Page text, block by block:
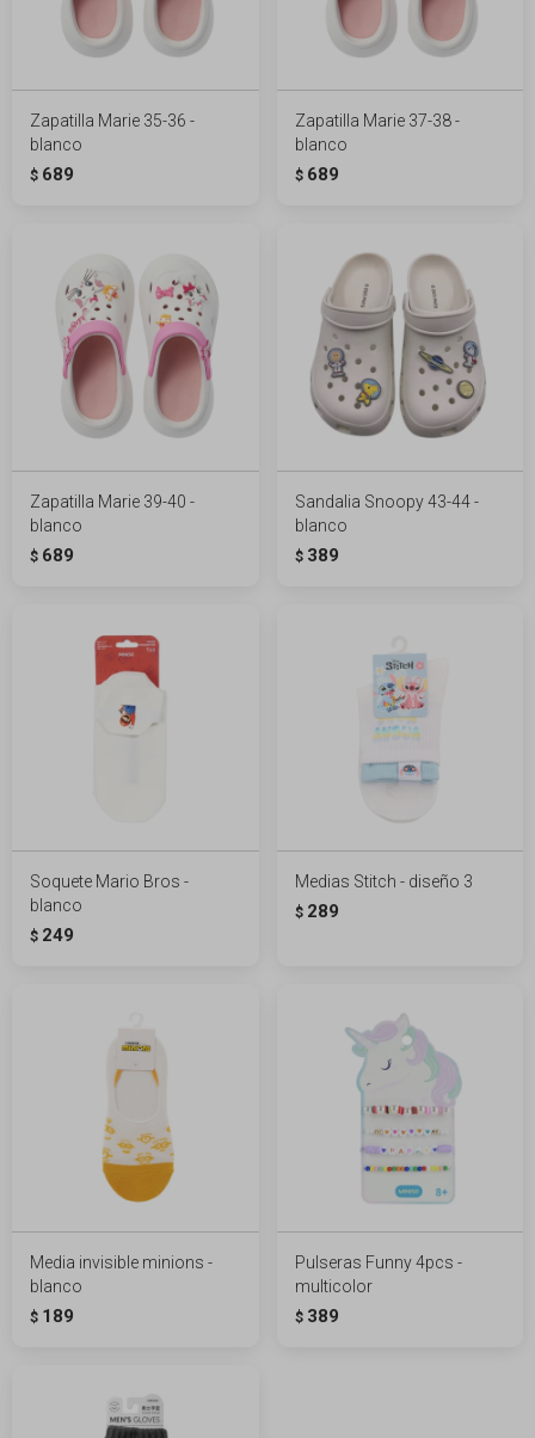
Zapatilla Marie 35-36 -
blanco
$ 689
Zapatilla Marie 37-38 -
blanco
$ 689
Zapatilla Marie 39-40 -
blanco
$ 689
Sandalia Snoopy 43-44 -
blanco
$ 389
Soquete Mario Bros -
blanco
$ 249
Medias Stitch - diseño 3
$ 289
Media invisible minions -
blanco
$ 189
Pulseras Funny 4pcs -
multicolor
$ 389